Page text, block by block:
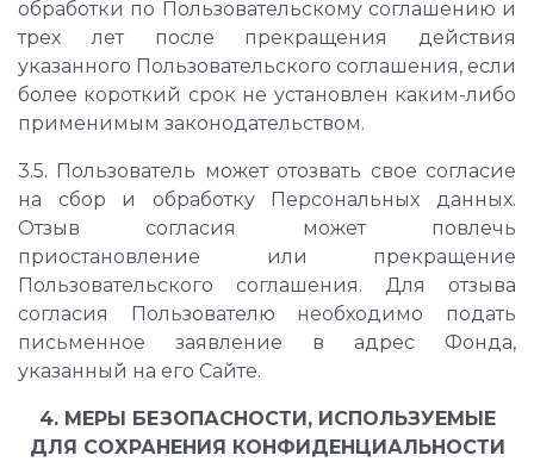
обработки по Пользовательскому соглашению и
трех лет после прекращения действия
указанного Пользовательского соглашения, если
более короткий срок не установлен каким-либо
применимым законодательством.
3.5. Пользователь может отозвать свое согласие
на сбор и обработку Персональных данных.
Отзыв согласия может повлечь
приостановление или прекращение
Пользовательского соглашения. Для отзыва
согласия Пользователю необходимо подать
письменное заявление в адрес Фонда,
указанный на его Сайте.
4. МЕРЫ БЕЗОПАСНОСТИ, ИСПОЛЬЗУЕМЫЕ
ДЛЯ СОХРАНЕНИЯ КОНФИДЕНЦИАЛЬНОСТИ